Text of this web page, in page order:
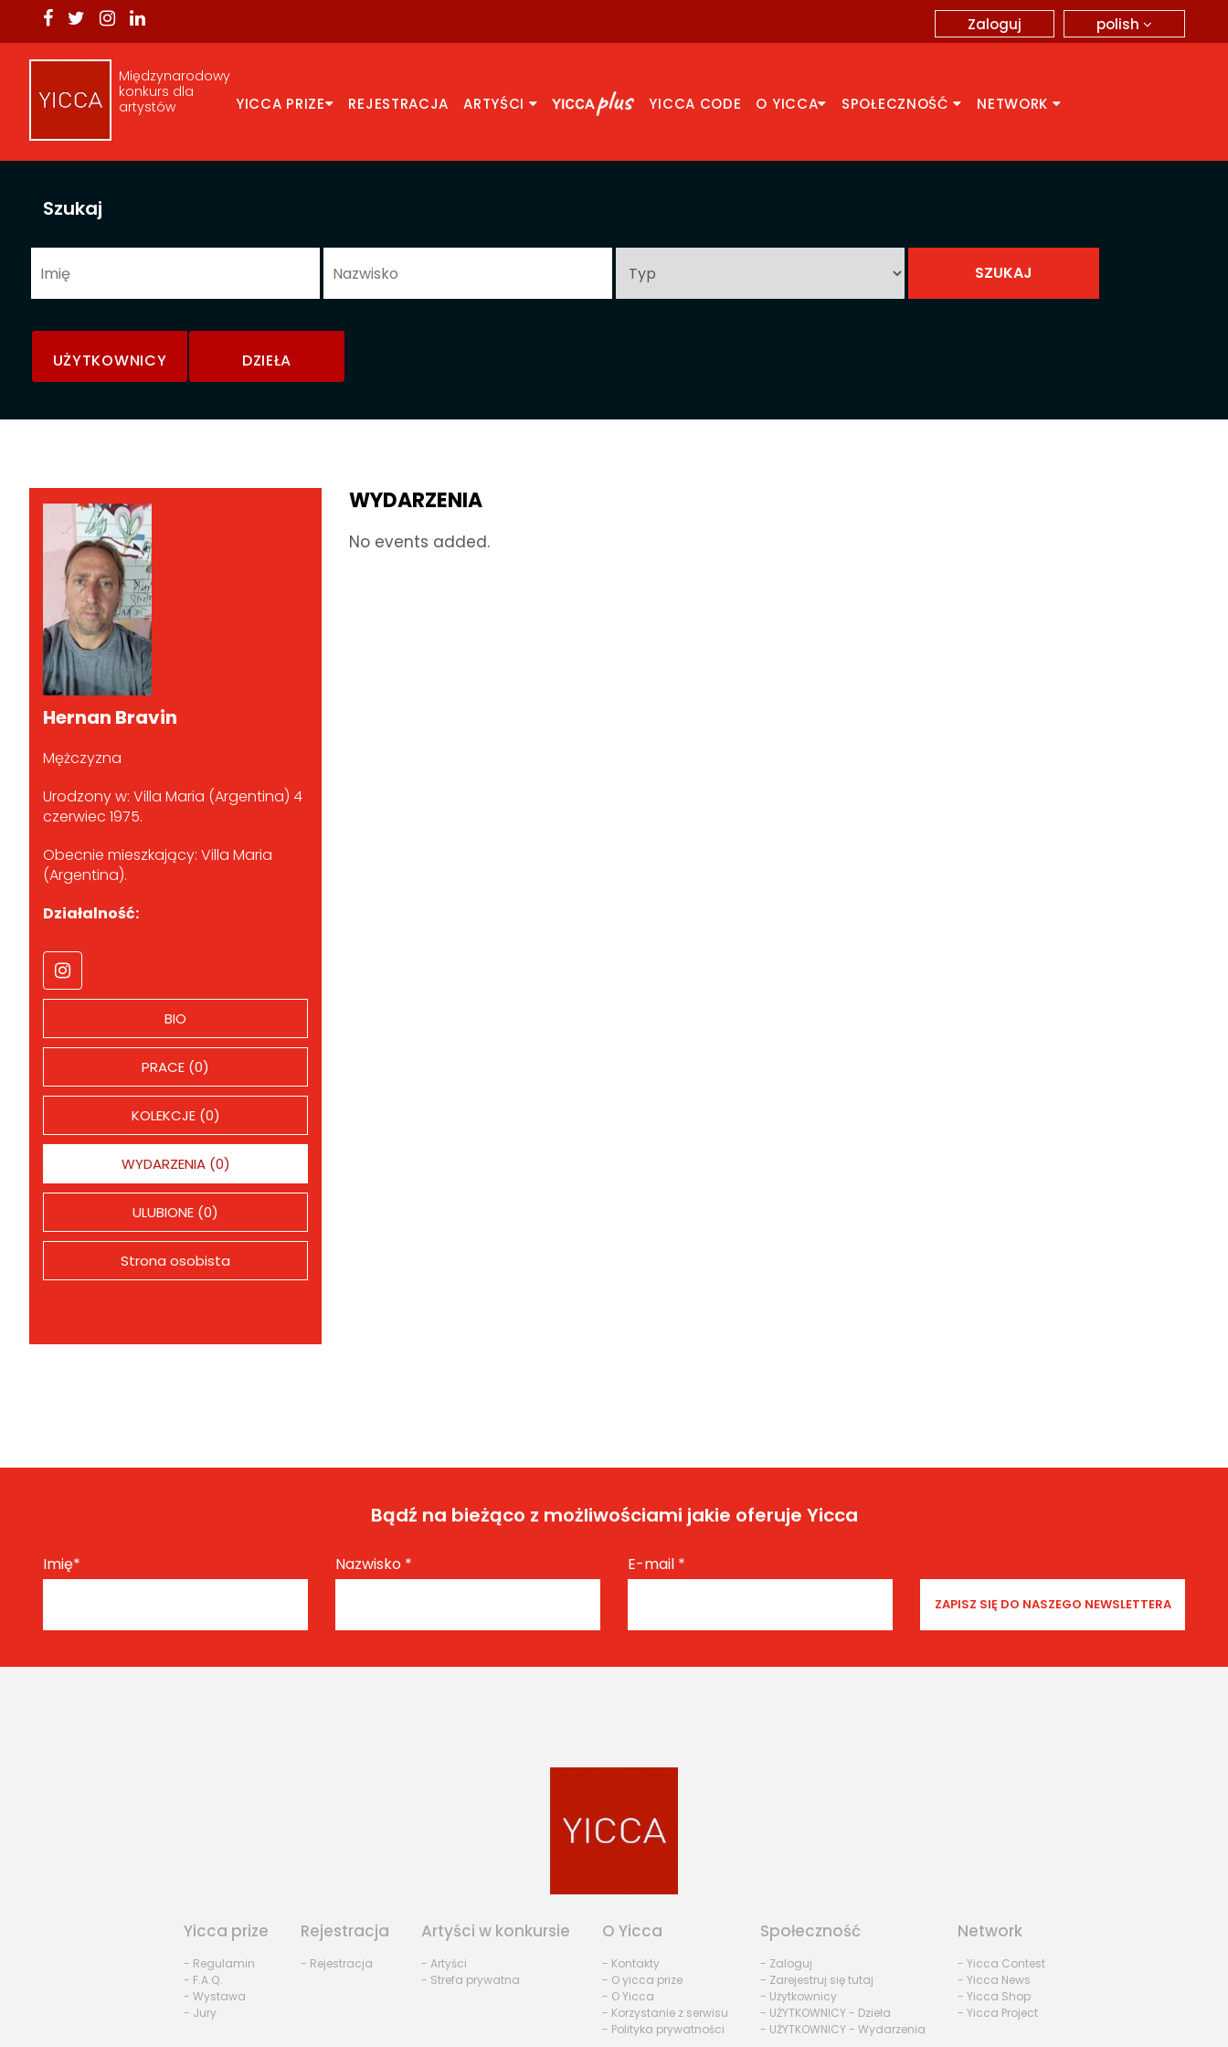
polish
Zaloguj
Międzynarodowy
konkurs dla
artystów
YICCA PRIZE REJESTRACJA ARTYŚCI YICCA CODE O YICCA SPOŁECZNOŚĆ NETWORK
Szukaj
UŻYTKOWNICY DZIEŁA
Hernan Bravin
Mężczyzna
Urodzony w: Villa Maria (Argentina) 4
czerwiec 1975.
Obecnie mieszkający: Villa Maria
(Argentina).
Działalność:
BIO
PRACE (0)
KOLEKCJE (0)
WYDARZENIA (0)
ULUBIONE (0)
Strona osobista
WYDARZENIA
No events added.
Bądź na bieżąco z możliwościami jakie oferuje Yicca
Imię* Nazwisko * E-mail *
Yicca prize
- Regulamin
- F.A.Q.
- Wystawa
- Jury
Rejestracja
- Rejestracja
Artyści w konkursie
- Artyści
- Strefa prywatna
O Yicca
- Kontakty
- O yicca prize
- O Yicca
- Korzystanie z serwisu
- Polityka prywatności
Społeczność
- Zaloguj
- Zarejestruj się tutaj
- Użytkownicy
- UŻYTKOWNICY - Dzieła
- UŻYTKOWNICY - Wydarzenia
Network
- Yicca Contest
- Yicca News
- Yicca Shop
- Yicca Project